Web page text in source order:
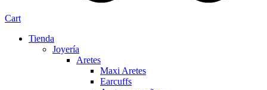
Cart
Tienda
Joyería
Aretes
Maxi Aretes
Earcuffs